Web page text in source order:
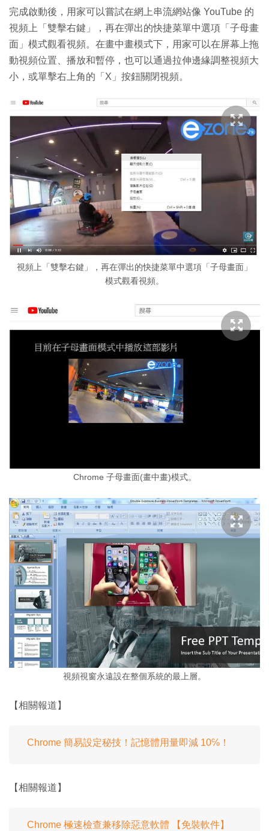
完成啟動後，用家可以嘗試在網上串流網站像 YouTube 的
視頻上「雙擊右鍵」，再在彈出的快捷菜單中選項「子母畫
面」模式觀看視頻。在畫中畫模式下，用家可以在屏幕上拖
動視頻位置、播放和暫停，也可以通過拉伸邊緣調整視頻大
小，或單擊右上角的「X」按鈕關閉視頻。
視頻上「雙擊右鍵」，再在彈出的快捷菜單中選項「子母畫面」
模式觀看視頻。
Chrome 子母畫面(畫中畫)模式。
視頻視窗永遠設在整個系統的最上層。
【相關報道】
Chrome 簡易設定秘技！記憶體用量即減 10℅！
【相關報道】
Chrome 極速檢查兼移除惡意軟體 【免裝軟件】